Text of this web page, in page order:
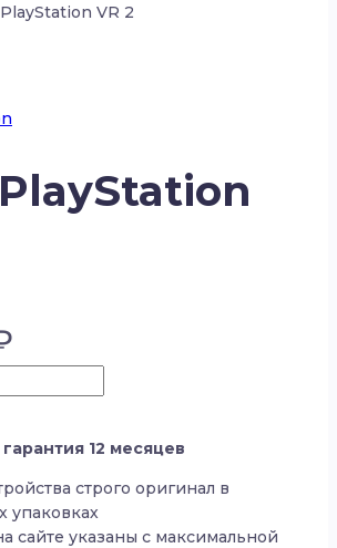
VR 2
12 месяцев
строго оригинал в
упаковках
сайте указаны с максимальной